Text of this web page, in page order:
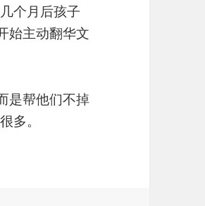
个月后孩子
始主动翻华文
是帮他们不掉
多。